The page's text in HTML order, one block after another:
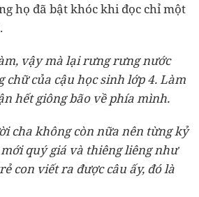
họ đã bật khóc khi đọc chỉ một
vậy mà lại rưng rưng nước
chữ của cậu học sinh lớp 4. Làm
hết giông bão về phía mình.
cha không còn nữa nên từng kỷ
quý giá và thiêng liêng như
con viết ra được câu ấy, đó là